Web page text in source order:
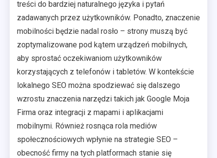
treści do bardziej naturalnego języka i pytań
zadawanych przez użytkowników. Ponadto, znaczenie
mobilności będzie nadal rosło – strony muszą być
zoptymalizowane pod kątem urządzeń mobilnych,
aby sprostać oczekiwaniom użytkowników
korzystających z telefonów i tabletów. W kontekście
lokalnego SEO można spodziewać się dalszego
wzrostu znaczenia narzędzi takich jak Google Moja
Firma oraz integracji z mapami i aplikacjami
mobilnymi. Również rosnąca rola mediów
społecznościowych wpłynie na strategie SEO –
obecność firmy na tych platformach stanie się